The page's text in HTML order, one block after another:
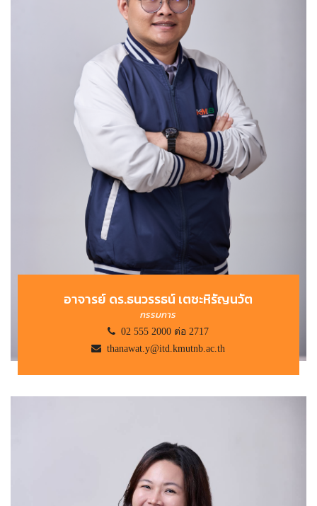
อาจารย์ ดร.ธนวรรธน์ เตชะหิรัญนวัต
กรรมการ
02 555 2000 ต่อ 2717
thanawat.y@itd.kmutnb.ac.th